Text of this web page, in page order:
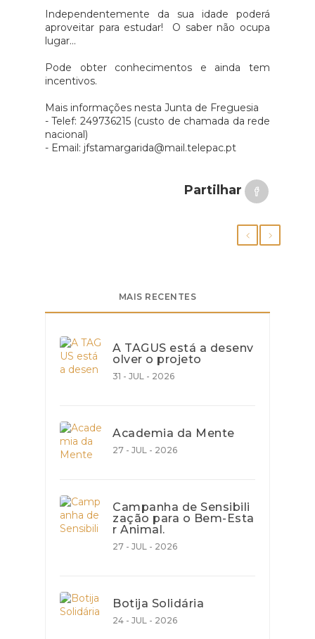
Independentemente da sua idade poderá
aproveitar para estudar! O saber não ocupa
lugar...
Pode obter conhecimentos e ainda tem
incentivos.
Mais informações nesta Junta de Freguesia
- Telef: 249736215 (custo de chamada da rede
nacional)
- Email: jfstamargarida@mail.telepac.pt
Partilhar
MAIS RECENTES
A TAGUS está a desenv
olver o projeto
31 - JUL - 2026
Academia da Mente
27 - JUL - 2026
Campanha de Sensibili
zação para o Bem-Esta
r Animal.
27 - JUL - 2026
Botija Solidária
24 - JUL - 2026